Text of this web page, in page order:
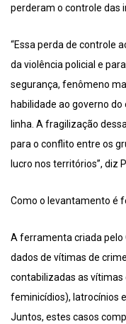
perderam o controle das
“Essa perda de controle
da violência policial e
segurança, fenômeno
habilidade ao governo
linha. A fragilização
para o conflito entre os
lucro nos territórios”, diz
Como o levantamento é
A ferramenta criada pelo
dados de vítimas de
contabilizadas as vítimas
feminicídios), latrocínios
Juntos, estes casos